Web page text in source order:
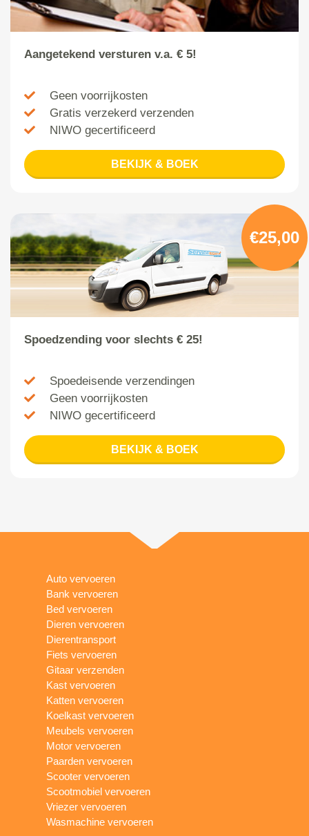
Aangetekend versturen v.a. € 5!
Geen voorrijkosten
Gratis verzekerd verzenden
NIWO gecertificeerd
BEKIJK & BOEK
€25,00
Spoedzending voor slechts € 25!
Spoedeisende verzendingen
Geen voorrijkosten
NIWO gecertificeerd
BEKIJK & BOEK
Auto vervoeren
Bank vervoeren
Bed vervoeren
Dieren vervoeren
Dierentransport
Fiets vervoeren
Gitaar verzenden
Kast vervoeren
Katten vervoeren
Koelkast vervoeren
Meubels vervoeren
Motor vervoeren
Paarden vervoeren
Scooter vervoeren
Scootmobiel vervoeren
Vriezer vervoeren
Wasmachine vervoeren